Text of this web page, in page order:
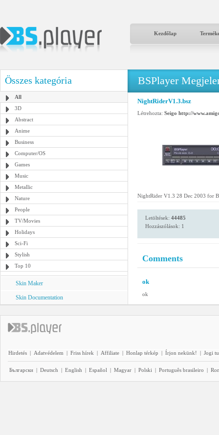
Kezdőlap
Összes kategória
All
3D
Abstract
Anime
Business
Computer/OS
Games
Music
Metallic
Nature
People
TV/Movies
Holidays
Sci-Fi
Stylish
Top 10
Skin Maker
Skin Documentation
BSPlayer
NightRiderV1.3.bsz
Létrehozta: Seigo http://
NightRider V1.3 28 Dec 2003 for
Letöltések: 44485
Hozzászólások: 1
Comments
ok
ok
Hirdetés | Adatvédelem | Friss hírek | Affiliate | Honlap térkép | Írjon nekünk! | Jogi
Български | Deutsch | English | Español | Magyar | Polski | Português brasileiro |